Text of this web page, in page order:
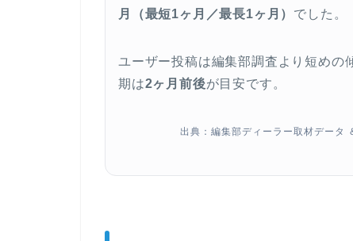
月（最短1ヶ月／最長1ヶ月） でした。
ユーザー投稿は編集部調査より短めの
期は2ヶ月前後が目安です。
出典：編集部ディーラー取材データ